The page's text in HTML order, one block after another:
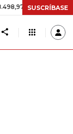
+$ 8.753,81 +2,19%
SUSCRÍBASE